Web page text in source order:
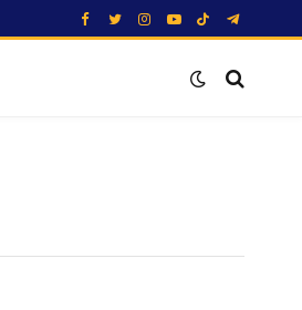
Facebook
TwitterInstagram
YouTube
TikTokTelegram